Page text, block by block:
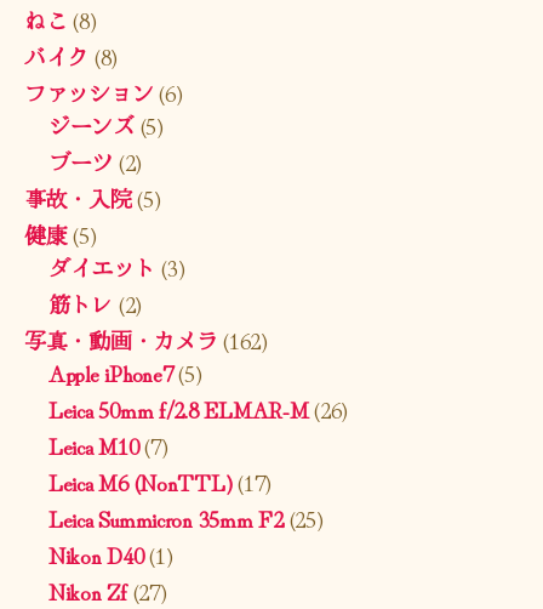
ねこ (8)
バイク (8)
ファッション(6)
ジーンズ(5)
ブーツ (2)
事故・入院(5)
健康(5)
ダイエット (3)
筋トレ (2)
写真・動画・カメラ (162)
Apple iPhone7(5)
Leica 50mm f/2.8 ELMAR-M(26)
Leica M10(7)
Leica M6 (NonTTL)(17)
Leica Summicron 35mm F2(25)
Nikon D40(1)
Nikon Zf(27)